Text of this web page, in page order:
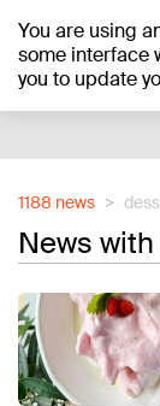
You are using
some interface
you to update
1188 news
News